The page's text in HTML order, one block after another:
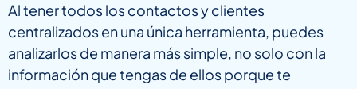
Al tener todos los contactos y clientes
centralizados en una única herramienta, puedes
analizarlos de manera más simple, no solo con la
información que tengas de ellos porque te